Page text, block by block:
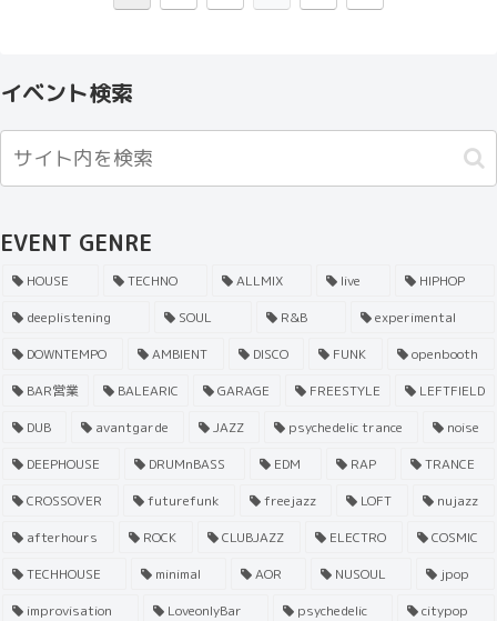
イベント検索
EVENT GENRE
HOUSE TECHNO ALLMIX live
HIPHOP
deeplistening
SOUL R&B
experimental
DOWNTEMPO
AMBIENT DISCO FUNK
openbooth
BAR営業
BALEARIC GARAGE FREESTYLE
LEFTFIELD
DUB
avantgarde JAZZ psychedelic trance
noise
DEEPHOUSE
DRUMnBASS EDM RAP
TRANCE
CROSSOVER
futurefunk freejazz LOFT
nujazz
afterhours
ROCK CLUBJAZZ ELECTRO
COSMIC
TECHHOUSE
minimal AOR NUSOUL
jpop
improvisation
LoveonlyBar psychedelic citypop